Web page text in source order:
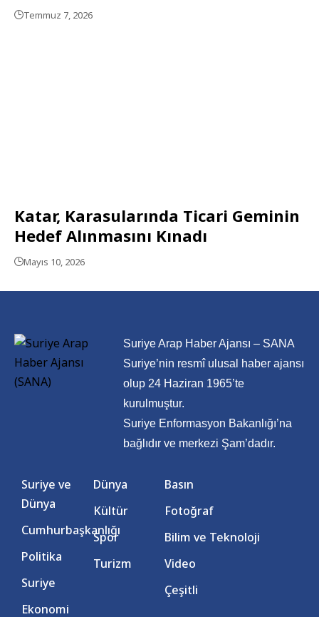
Temmuz 7, 2026
Katar, Karasularında Ticari Geminin
Hedef Alınmasını Kınadı
Mayıs 10, 2026
Suriye Arap Haber Ajansı – SANA
Suriye’nin resmî ulusal haber ajansı
olup 24 Haziran 1965’te
kurulmuştur.
Suriye Enformasyon Bakanlığı’na
bağlıdır ve merkezi Şam’dadır.
Suriye ve
Dünya
Cumhurbaşkanlığı
Politika
Suriye
Ekonomi
Dünya
Kültür
Spor
Turizm
Basın
Fotoğraf
Bilim ve Teknoloji
Video
Çeşitli